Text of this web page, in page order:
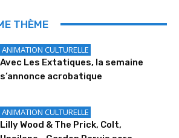
THÈME
ANIMATION CULTURELLE
Avec Les Extatiques, la semaine
s’annonce acrobatique
ANIMATION CULTURELLE
Lilly Wood & The Prick, Colt,